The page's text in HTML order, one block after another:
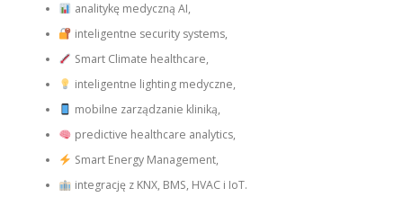
analitykę medyczną AI,
inteligentne security systems,
Smart Climate healthcare,
inteligentne lighting medyczne,
mobilne zarządzanie kliniką,
predictive healthcare analytics,
Smart Energy Management,
integrację z KNX, BMS, HVAC i IoT.